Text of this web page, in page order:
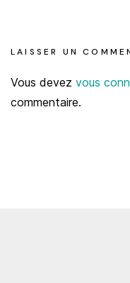
LAISSER UN
Vous devez vous
commentaire.